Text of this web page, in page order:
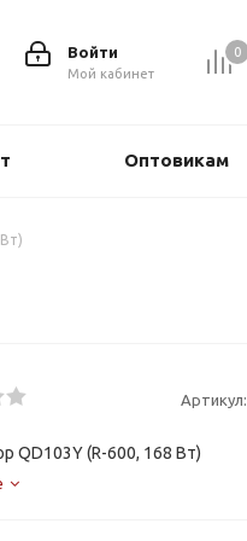
0
Войти
Мой кабинет
Оптовикам
Артикул:
QD103Y (R-600, 168 Вт)